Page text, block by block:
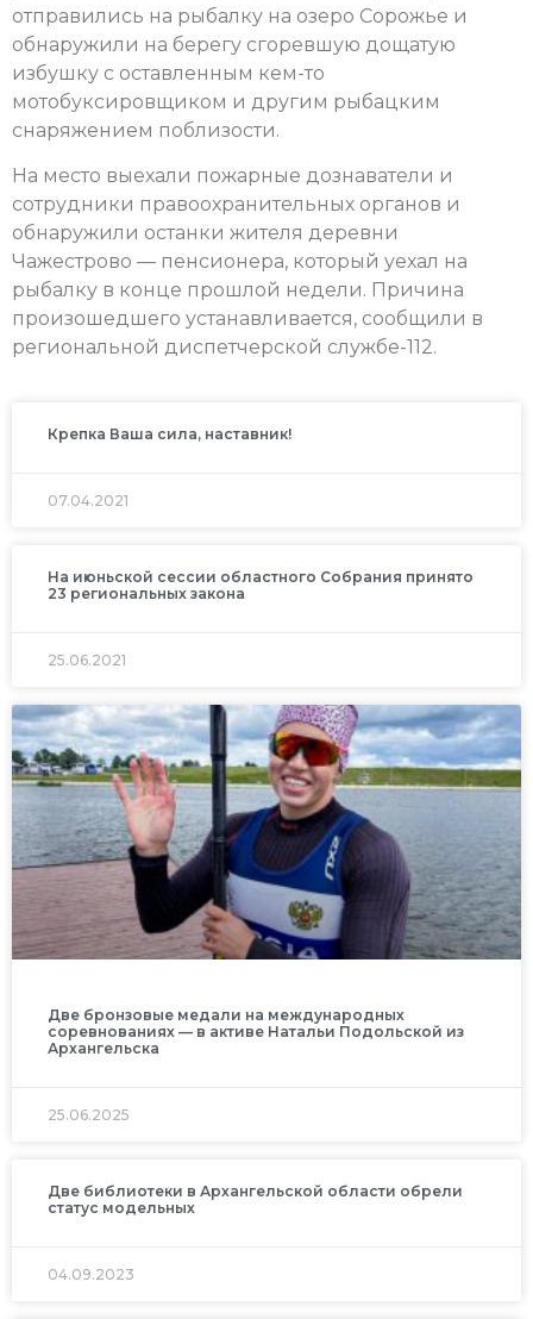
отправились на рыбалку на озеро Сорожье и
обнаружили на берегу сгоревшую дощатую
избушку с оставленным кем-то
мотобуксировщиком и другим рыбацким
снаряжением поблизости.
На место выехали пожарные дознаватели и
сотрудники правоохранительных органов и
обнаружили останки жителя деревни
Чажестрово — пенсионера, который уехал на
рыбалку в конце прошлой недели. Причина
произошедшего устанавливается, сообщили в
региональной диспетчерской службе-112.
Крепка Ваша сила, наставник!
07.04.2021
На июньской сессии областного Собрания принято
23 региональных закона
25.06.2021
Две бронзовые медали на международных
соревнованиях — в активе Натальи Подольской из
Архангельска
25.06.2025
Две библиотеки в Архангельской области обрели
статус модельных
04.09.2023